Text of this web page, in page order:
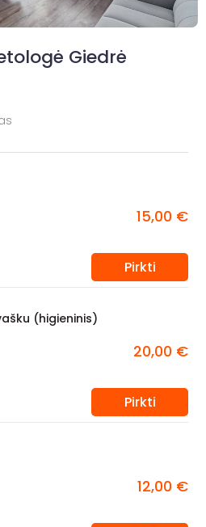
Giedrė
15,00 €
Pirkti
(higieninis)
20,00 €
Pirkti
12,00 €